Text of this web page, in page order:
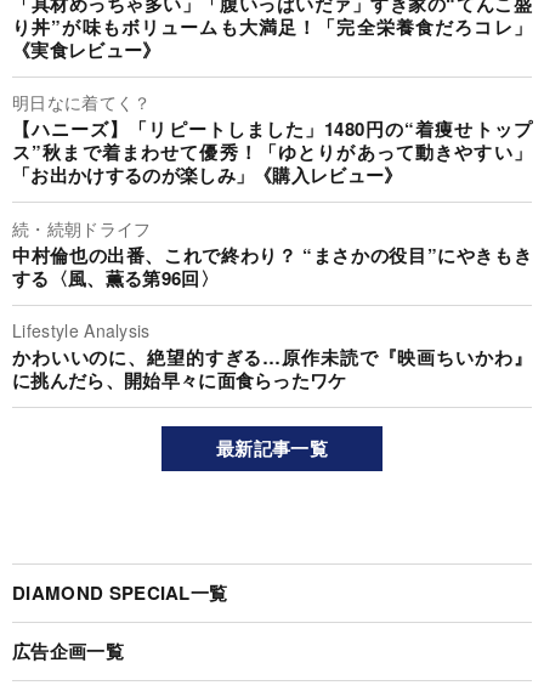
り丼”が味もボリュームも大満足！「完全栄養食だろコレ」
《実食レビュー》
明日なに着てく？
【ハニーズ】「リピートしました」1480円の“着痩せトップ
ス”秋まで着まわせて優秀！「ゆとりがあって動きやすい」
「お出かけするのが楽しみ」《購入レビュー》
続・続朝ドライフ
中村倫也の出番、これで終わり？ “まさかの役目”にやきもき
する〈風、薫る第96回〉
Lifestyle Analysis
かわいいのに、絶望的すぎる…原作未読で『映画ちいかわ』
に挑んだら、開始早々に面食らったワケ
最新記事一覧
DIAMOND SPECIAL一覧
広告企画一覧